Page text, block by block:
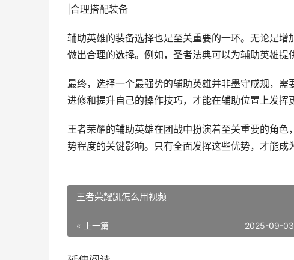
|合理搭配装备
辅助英雄的装备选择也是至关重要的一环。无论是
做出合理的选择。例如，圣者法典可以为辅助英雄提
最终，选择一个最强势的辅助英雄并非墨守成规，
进修和提升自己的操作技巧，才能在辅助位置上发挥
王者荣耀的辅助英雄在团战中扮演着至关重要的角
势程度的关键影响。只有全面发挥这些优势，才能成
王者荣耀凯怎么用视频
« 上一篇 2025-09-03